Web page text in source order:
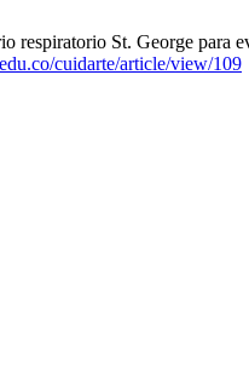
respiratorio St. George
cuidarte/article/view/109